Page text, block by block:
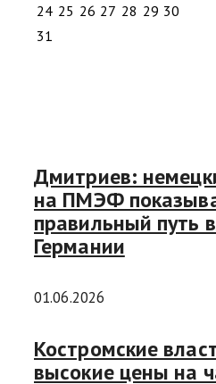
24 25 26 27 28 29 30
31
Дмитриев:
на ПМЭФ
правильный путь
Германии
01.06.2026
Костромские
высокие цены на